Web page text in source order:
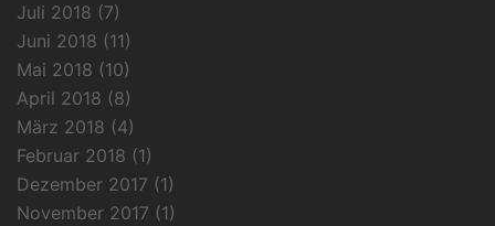
Juli 2018 (7)
Juni 2018 (11)
Mai 2018 (10)
April 2018 (8)
März 2018 (4)
Februar 2018 (1)
Dezember 2017 (1)
November 2017 (1)